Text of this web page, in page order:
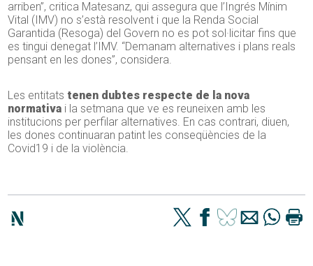
arriben”, critica Matesanz, qui assegura que l’Ingrés Mínim
Vital (IMV) no s’està resolvent i que la Renda Social
Garantida (Resoga) del Govern no es pot sol·licitar fins que
es tingui denegat l’IMV. “Demanam alternatives i plans reals
pensant en les dones”, considera.
Les entitats tenen dubtes respecte de la nova
normativa i la setmana que ve es reuneixen amb les
institucions per perfilar alternatives. En cas contrari, diuen,
les dones continuaran patint les conseqüències de la
Covid19 i de la violència.